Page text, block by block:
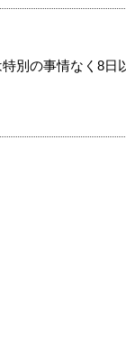
別の事情なく8日